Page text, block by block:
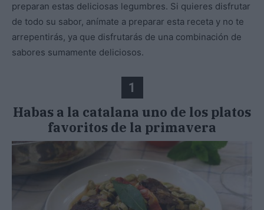
preparan estas deliciosas legumbres. Si quieres disfrutar
de todo su sabor, anímate a preparar esta receta y no te
arrepentirás, ya que disfrutarás de una combinación de
sabores sumamente deliciosos.
1
Habas a la catalana uno de los platos
favoritos de la primavera